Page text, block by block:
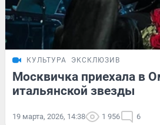
КУЛЬТУРА ЭКСКЛЮЗИВ
Москвичка приехала в
итальянской звезды
19 марта, 2026, 14:38 1 956 6